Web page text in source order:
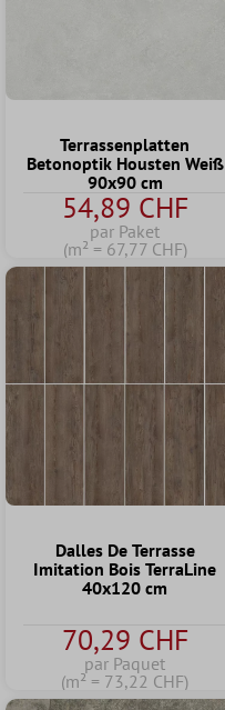
Terrassenplatten
Betonoptik Housten Weiß
90x90 cm
54,89 CHF
par Paket
(m² = 67,77 CHF)
Dalles De Terrasse
Imitation Bois TerraLine
40x120 cm
70,29 CHF
par Paquet
(m² = 73,22 CHF)